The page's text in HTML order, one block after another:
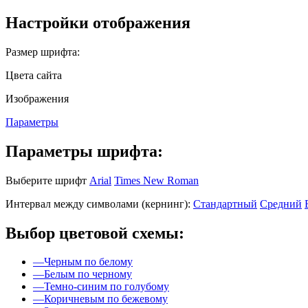
Настройки отображения
Размер шрифта:
Цвета сайта
Изображения
Параметры
Параметры шрифта:
Выберите шрифт Arial Times New Roman
Интервал между символами (кернинг): Стандартный Средний
Выбор цветовой схемы:
—Черным по белому
—Белым по черному
—Темно-синим по голубому
—Коричневым по бежевому